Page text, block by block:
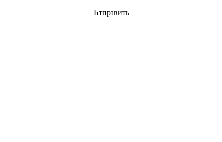
Ћтправить